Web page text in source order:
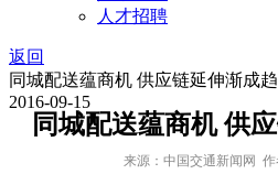
人才招聘
返回
同城配送蕴商机 供应链延伸渐成
2016-09-15
同城配送蕴商机 供
来源：中国交通新闻网